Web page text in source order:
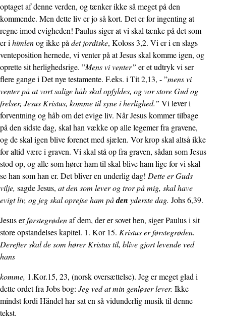
optaget af denne verden, og tænker ikke så meget på den
kommende. Men dette liv er jo så kort. Det er for ingenting at
regne imod evigheden! Paulus siger at vi skal tænke på det som
er i himlenog ikke på det jordiske, Koloss 3,2. Vi er i en slags
venteposition hernede, vi venter på at Jesus skal komme igen, og
oprette sit herlighedsrige. ”Mens vi venter” er et udtryk vi ser
flere gange i Det nye testamente. F.eks. i Tit 2,13, - ”mens vi
venter på at vort salige håb skal opfyldes, og vor store Gud og
frelser, Jesus Kristus, komme til syne i herlighed.” Vi lever i
forventning og håb om det evige liv. Når Jesus kommer tilbage
på den sidste dag, skal han vække op alle legemer fra gravene,
og de skal igen blive forenet med sjælen. Vor krop skal altså ikke
for altid være i graven. Vi skal stå op fra graven, sådan som Jesus
stod op, og alle som hører ham til skal blive ham lige for vi skal
se han som han er. Det bliver en underlig dag! Dette er Guds
vilje, sagde Jesus, at den som lever og tror på mig, skal have
evigt liv, og jeg skal oprejse ham påden yderste dag. Johs 6,39.
Jesus erførstegrødenaf dem, der er sovet hen, siger Paulus i sit
store opstandelses kapitel. 1. Kor 15. Kristus er førstegrøden.
Derefter skal de som hører Kristus til, blive gjort levende ved
hans
komme, 1.Kor.15, 23, (norsk oversættelse). Jeg er meget glad i
dette ordet fra Jobs bog: Jeg ved at min genløser lever. Ikke
mindst fordi Händel har sat en så vidunderlig musik til denne
tekst.